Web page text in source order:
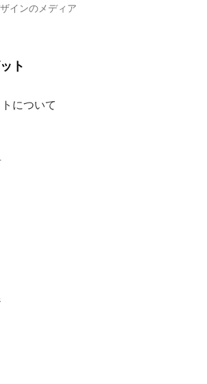
インのメディア
ト
について